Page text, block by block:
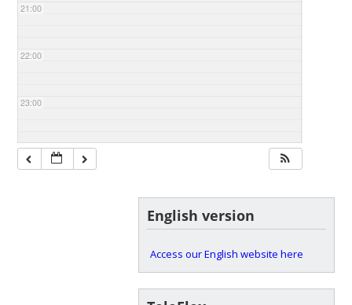
21:00
22:00
23:00
English version
Access our English website here